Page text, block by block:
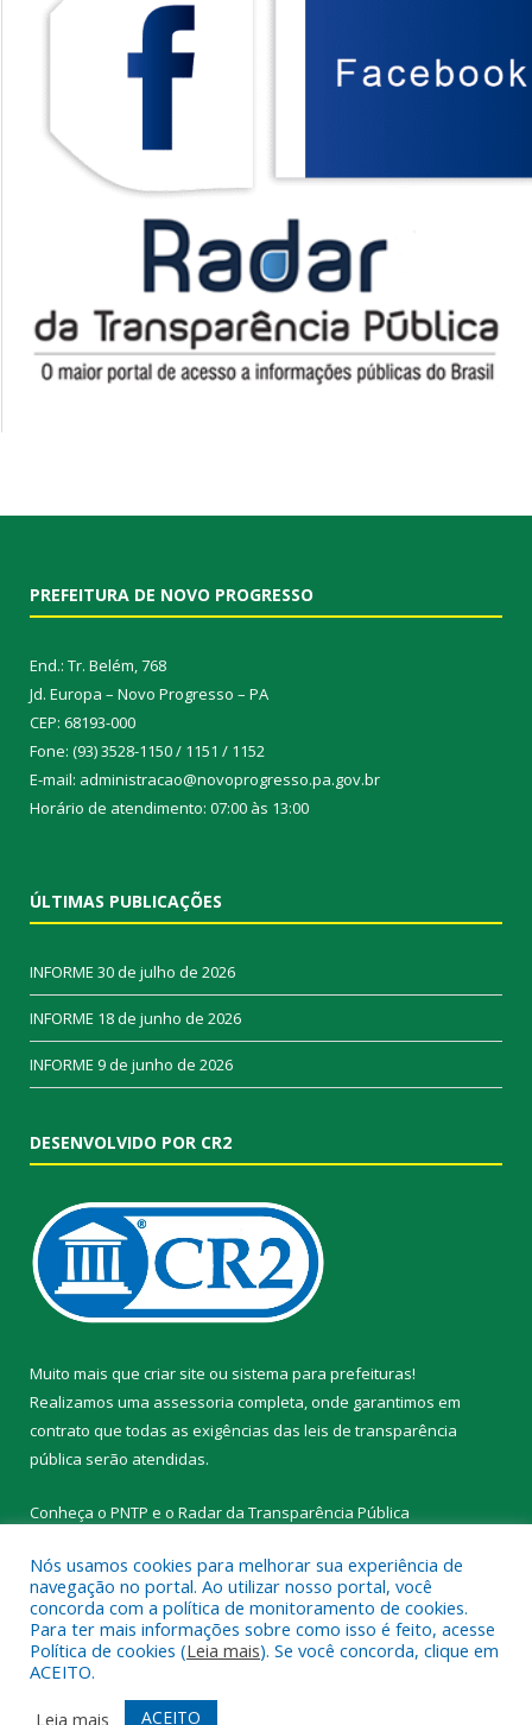
PREFEITURA DE NOVO PROGRESSO
End.: Tr. Belém, 768
Jd. Europa – Novo Progresso – PA
CEP: 68193-000
Fone: (93) 3528-1150 / 1151 / 1152
E-mail: administracao@novoprogresso.pa.gov.br
Horário de atendimento: 07:00 às 13:00
ÚLTIMAS PUBLICAÇÕES
INFORME 30 de julho de 2026
INFORME 18 de junho de 2026
INFORME 9 de junho de 2026
DESENVOLVIDO POR CR2
Muito mais que criar site ou sistema para prefeituras!
Realizamos uma assessoria completa, onde garantimos em
contrato que todas as exigências das leis de transparência
pública serão atendidas.
Conheça o PNTP e o Radar da Transparência Pública
Todos os direitos reservados a Prefeitura Municipal de Novo
Progresso.
Mapa do Site Acessar Área Administrativa
Nós usamos cookies para melhorar sua experiência de
navegação no portal. Ao utilizar nosso portal, você
concorda com a política de monitoramento de cookies.
Para ter mais informações sobre como isso é feito, acesse
Política de cookies (Leia mais). Se você concorda, clique em
ACEITO.
Leia mais
ACEITO